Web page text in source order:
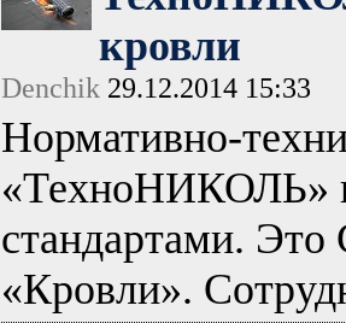
кровли
Denchik 29.12.2014 15:33
Нормативно-
«ТехноНИКОЛЬ»
стандартами.
«Кровли».